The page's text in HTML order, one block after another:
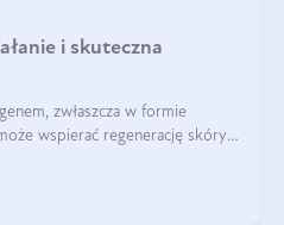
i skuteczna
zwłaszcza w formie
wspierać regenerację skóry i